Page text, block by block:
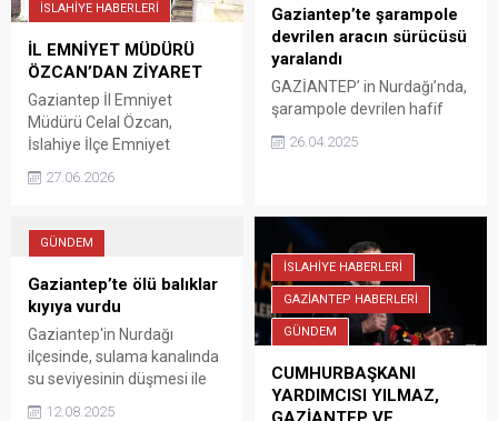
İSLAHİYE HABERLERİ
İL EMNİYET MÜDÜRÜ
ÖZCAN’DAN ZİYARET
Gaziantep İl Emniyet
Müdürü Celal Özcan,
İslahiye İlçe Emniyet
emniyet personeliyle bir
Müdürü Celal Özcan’ı İlçe
Emniyet Müdürü Mehmet
Taşkır ve beraberindekiler
karşıladı. İlçe Emniyet
gerçekleştirilen ziyarette İl
Müdürü Özcan, yürütülen
güvenlik ve asayiş
çalışmaları hakkında İlçe
27.06.2026
Gaziantep’te şarampole
devrilen aracın sürücüsü
yaralandı
GAZİANTEP’ in Nurdağı’nda,
şarampole devrilen hafif
yaralandı
26.04.2025
GÜNDEM
Gaziantep’te ölü balıklar
kıyıya vurdu
Gaziantep'in Nurdağı
ilçesinde, sulama kanalında
su seviyesinin düşmesi ile
12.08.2025
İSLAHİYE HABERLERİ
GAZİANTEP HABERLERİ
GÜNDEM
CUMHURBAŞKANI
YARDIMCISI YILMAZ,